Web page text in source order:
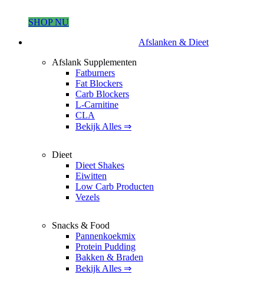
SHOP NU
Afslanken & Dieet
Afslank Supplementen
Fatburners
Fat Blockers
Carb Blockers
L-Carnitine
CLA
Bekijk Alles ⇒
Dieet
Dieet Shakes
Eiwitten
Low Carb Producten
Vezels
Snacks & Food
Pannenkoekmix
Protein Pudding
Bakken & Braden
Bekijk Alles ⇒